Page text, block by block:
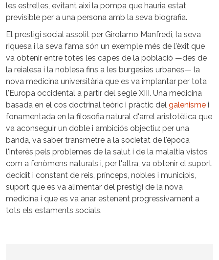
les estrelles, evitant així la pompa que hauria estat
previsible per a una persona amb la seva biografia.
El prestigi social assolit per Girolamo Manfredi, la seva
riquesa i la seva fama són un exemple més de l'èxit que
va obtenir entre totes les capes de la població —des de
la reialesa i la noblesa fins a les burgesies urbanes— la
nova medicina universitària que es va implantar per tota
l'Europa occidental a partir del segle XIII. Una medicina
basada en el cos doctrinal teòric i pràctic del galenisme i
fonamentada en la filosofia natural d'arrel aristotèlica que
va aconseguir un doble i ambiciós objectiu: per una
banda, va saber transmetre a la societat de l'època
l'interès pels problemes de la salut i de la malaltia vistos
com a fenòmens naturals i, per l'altra, va obtenir el suport
decidit i constant de reis, prínceps, nobles i municipis,
suport que es va alimentar del prestigi de la nova
medicina i que es va anar estenent progressivament a
tots els estaments socials.